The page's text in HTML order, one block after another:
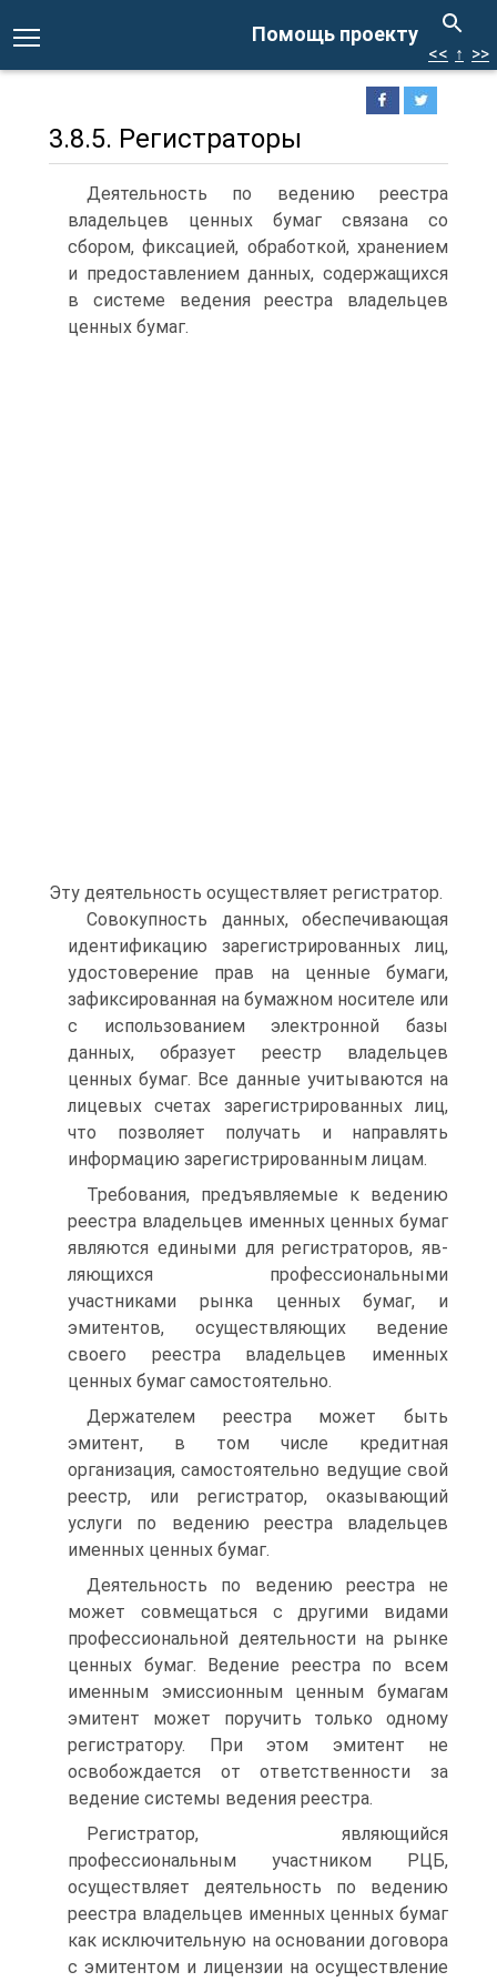
Помощь проекту
<< ↑ >>
3.8.5. Регистраторы
Деятельность по ведению реестра
владельцев ценных бумаг связа­на со
сбором, фиксацией, обработкой, хранением
и предоставлени­ем данных, содержащихся
в системе ведения реестра владельцев
ценных бумаг.
Эту деятельность осуществляет регистратор.
Совокупность данных, обеспечивающая
идентификацию зареги­стрированных лиц,
удостоверение прав на ценные бумаги,
зафик­сированная на бумажном носителе или
с использованием элек­тронной базы
данных, образует реестр владельцев
ценных бумаг. Все данные учитываются на
лицевых счетах зарегистрированных лиц,
что позволяет получать и направлять
информацию зарегистриро­ванным лицам.
Требования, предъявляемые к ведению
реестра владельцев именных ценных бумаг
являются едиными для регистраторов, яв­
ляющихся профессиональными
участниками рынка ценных бумаг, и
эмитентов, осуществляющих ведение
своего реестра владельцев именных
ценных бумаг самостоятельно.
Держателем реестра может быть
эмитент, в том числе кредитная
организация, самостоятельно ведущие свой
реестр, или регистра­тор, оказывающий
услуги по ведению реестра владельцев
именных ценных бумаг.
Деятельность по ведению реестра не
может совмещаться с дру­гими видами
профессиональной деятельности на рынке
ценных бумаг. Ведение реестра по всем
именным эмиссионным ценным бумагам
эмитент может поручить только одному
регистратору. При этом эмитент не
освобождается от ответственности за
ведение сис­темы ведения реестра.
Регистратор, являющийся
профессиональным участником РЦБ,
осуществляет деятельность по ведению
реестра владельцев именных ценных бумаг
как исключительную на основании договора
с эми­тентом и лицензии на осуществление